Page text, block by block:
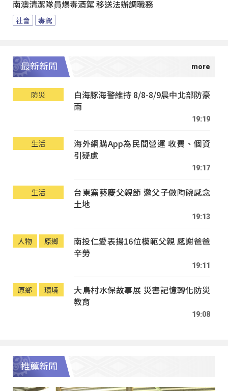
南澳清潔隊員爆毒酒駕 移送法辦調職務
社會 毒駕
最新新聞
防災
白海豚海警維持 8/8-8/9晨中北部防豪
雨
19:19
生活
海外網購App為民間營運 收費、個資
引疑慮
19:17
生活
台東窯藝慶父親節 邀父子做陶碗感念
土地
19:13
人物 原鄉
南投仁愛表揚16位模範父親 感謝爸爸
辛勞
19:11
原鄉 環境
大鳥村水保故事展 災害記憶轉化防災
教育
19:08
推薦新聞